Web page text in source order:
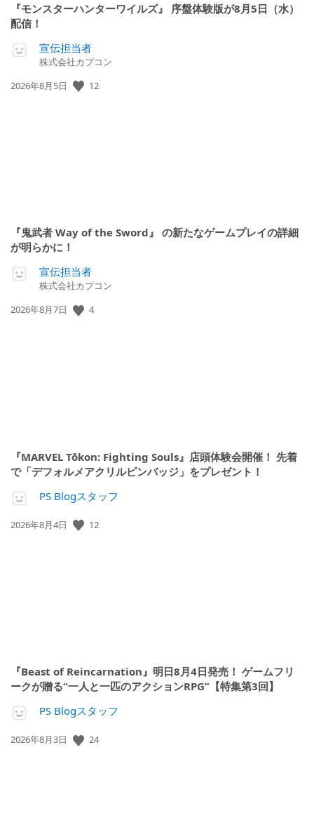
『モンスターハンターワイルズ』 序盤体験版が8月5日（水）
配信！
宣伝担当者
株式会社カプコン
公
2026年8月5日 12
『鬼武者 Way of the Sword』 の新たなゲームプレイの詳細
が明らかに！
宣伝担当者
株式会社カプコン
公
2026年8月7日 4
『MARVEL Tōkon: Fighting Souls』店頭体験会開催！ 先着
で「デフォルメアクリルピンバッジ」をプレゼント！
PS Blogスタッフ
公
2026年8月4日 12
『Beast of Reincarnation』明日8月4日発売！ ゲームフリ
ークが贈る“一人と一匹のアクションRPG”【特集第3回】
PS Blogスタッフ
公
2026年8月3日 24